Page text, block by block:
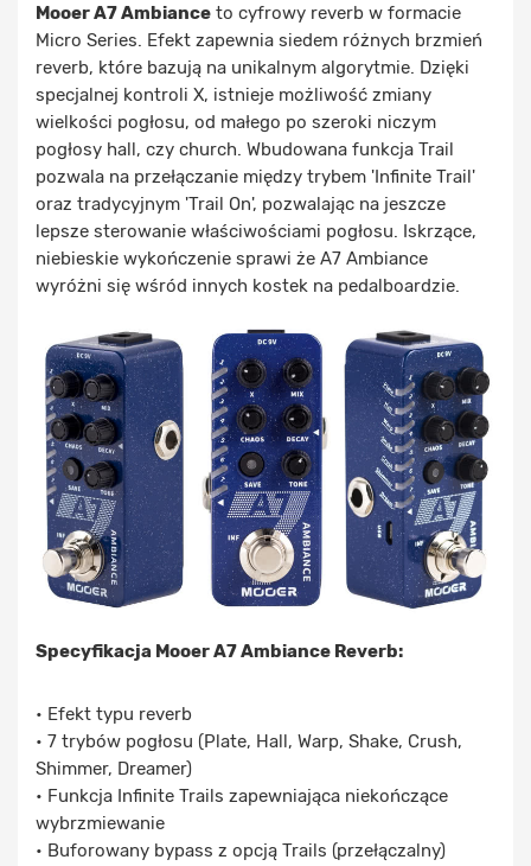
Mooer A7 Ambiance to cyfrowy reverb w formacie
Micro Series. Efekt zapewnia siedem różnych brzmień
reverb, które bazują na unikalnym algorytmie. Dzięki
specjalnej kontroli X, istnieje możliwość zmiany
wielkości pogłosu, od małego po szeroki niczym
pogłosy hall, czy church. Wbudowana funkcja Trail
pozwala na przełączanie między trybem 'Infinite Trail'
oraz tradycyjnym 'Trail On', pozwalając na jeszcze
lepsze sterowanie właściwościami pogłosu. Iskrzące,
niebieskie wykończenie sprawi że A7 Ambiance
wyróżni się wśród innych kostek na pedalboardzie.
Specyfikacja Mooer A7 Ambiance Reverb:
• Efekt typu reverb
• 7 trybów pogłosu (Plate, Hall, Warp, Shake, Crush,
Shimmer, Dreamer)
• Funkcja Infinite Trails zapewniająca niekończące
wybrzmiewanie
• Buforowany bypass z opcją Trails (przełączalny)